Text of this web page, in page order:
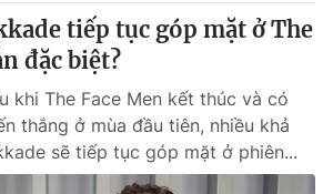
tiếp tục góp mặt ở The
đặc biệt?
khi The Face Men kết thúc và có
thắng ở mùa đầu tiên, nhiều khả
sẽ tiếp tục góp mặt ở phiên...